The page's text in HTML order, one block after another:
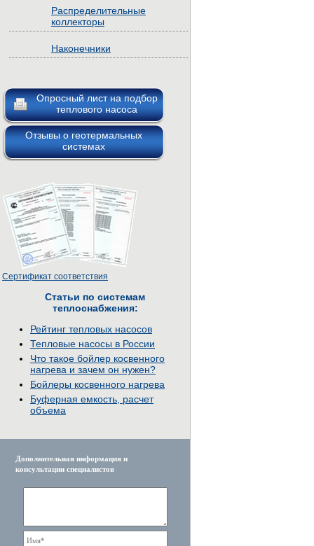
Распределительные
коллекторы
Наконечники
Опросный лист на подбор
теплового насоса
Отзывы о геотермальных
системах
Сертификат соответствия
Статьи по системам
теплоснабжения:
Рейтинг тепловых насосов
Тепловые насосы в России
Что такое бойлер косвенного
нагрева и зачем он нужен?
Бойлеры косвенного нагрева
Буферная емкость, расчет
объема
Дополнительная информация и
консультации специалистов